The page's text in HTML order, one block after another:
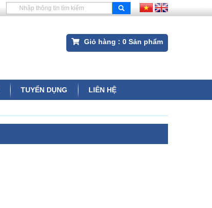
Giỏ hàng : 0 Sản phẩm
TUYỂN DỤNG LIÊN HỆ